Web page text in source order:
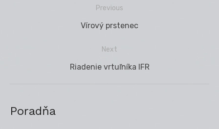
Previous
Previous
Vírový prstenec
Next
Next
Riadenie vrtuľníka IFR
Poradňa